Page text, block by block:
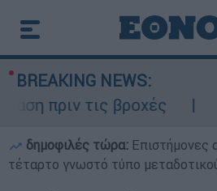
BREAKING NEWS:
τις βροχές
δημοφιλές τώρα: Επιστήμονες
τέταρτο γνωστό τύπο